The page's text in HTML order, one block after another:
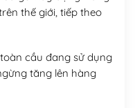
thế giới, tiếp theo
cầu đang sử dụng
tăng lên hàng